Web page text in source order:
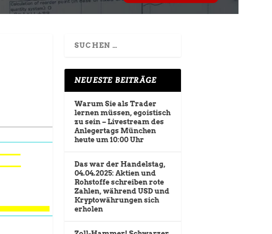
NEUESTE BEITRÄGE
Warum Sie als Trader
lernen müssen, egoistisch
zu sein – Livestream des
Anlegertags München
heute um 10:00 Uhr
Das war der Handelstag,
04.04.2025: Aktien und
Rohstoffe schreiben rote
Zahlen, während USD und
Kryptowährungen sich
erholen